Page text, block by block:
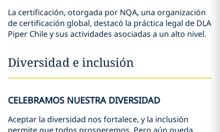
La certificación, otorgada por NQA, una organización
de certificación global, destacó la práctica legal de DLA
Piper Chile y sus actividades asociadas a un alto nivel.
Diversidad e inclusión
CELEBRAMOS NUESTRA DIVERSIDAD
Aceptar la diversidad nos fortalece, y la inclusión